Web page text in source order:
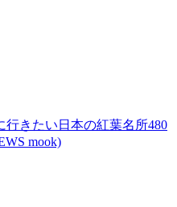
きたい日本の紅葉名所480
mook)